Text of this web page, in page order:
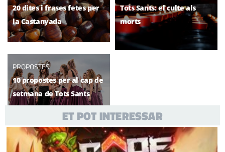
20 dites i frases fetes per
la Castanyada
Tots Sants: el culte als
morts
PROPOSTES
10 propostes per al cap de
setmana de Tots Sants
ET POT INTERESSAR